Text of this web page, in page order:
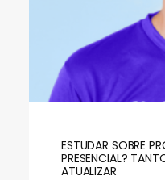
ESTUDAR SOBRE
PRESENCIAL?
ATUALIZAR